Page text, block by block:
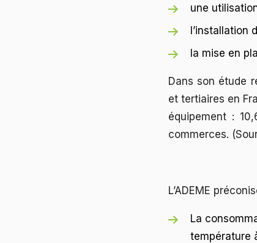
une
l’installation
la mise en
Dans son étude
et tertiaires en
équipement :
commerces.
L’ADEME
La
température